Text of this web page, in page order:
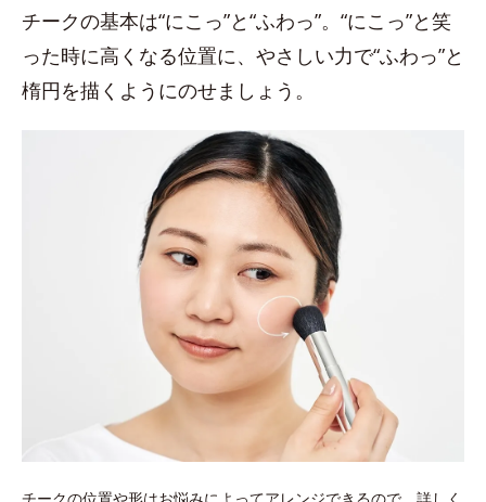
チークの基本は“にこっ”と“ふわっ”。“にこっ”と笑
った時に高くなる位置に、やさしい力で“ふわっ”と
楕円を描くようにのせましょう。
チークの位置や形はお悩みによってアレンジできるので、詳しく